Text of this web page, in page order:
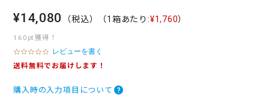
¥14,080 （税込） （1箱あたり:¥1,760）
160pt獲得！
0
.
t
レビューを書く
送料無料でお届けします！
購入時の入力項目について